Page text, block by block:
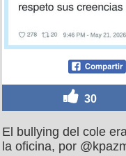
30
El bullying del cole
la oficina, por